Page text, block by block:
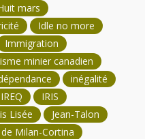
mars
Idle no more
Immigration
minier canadien
inégalité
IREQ
IRIS
Lisée
Jean-Talon
Milan-Cortina